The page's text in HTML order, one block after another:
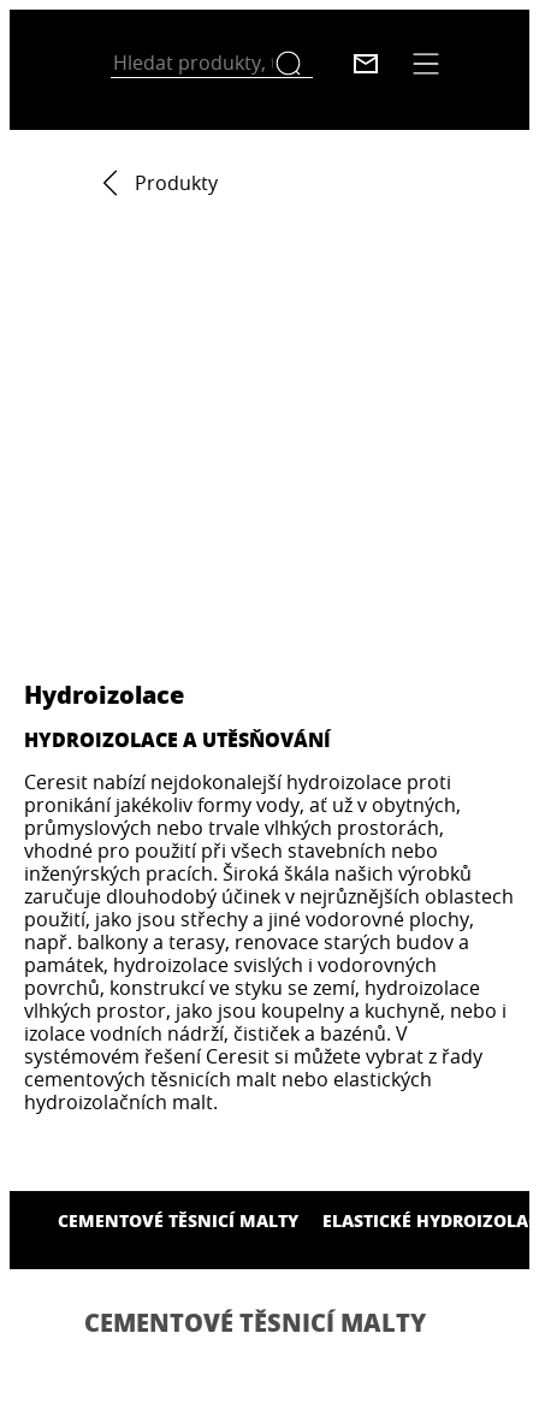
Produkty
Hydroizolace
HYDROIZOLACE A UTĚSŇOVÁNÍ
Ceresit nabízí nejdokonalejší hydroizolace proti
pronikání jakékoliv formy vody, ať už v obytných,
průmyslových nebo trvale vlhkých prostorách,
vhodné pro použití při všech stavebních nebo
inženýrských pracích. Široká škála našich výrobků
zaručuje dlouhodobý účinek v nejrůznějších oblastech
použití, jako jsou střechy a jiné vodorovné plochy,
např. balkony a terasy, renovace starých budov a
památek, hydroizolace svislých i vodorovných
povrchů, konstrukcí ve styku se zemí, hydroizolace
vlhkých prostor, jako jsou koupelny a kuchyně, nebo i
izolace vodních nádrží, čističek a bazénů. V
systémovém řešení Ceresit si můžete vybrat z řady
cementových těsnicích malt nebo elastických
hydroizolačních malt.
CEMENTOVÉ TĚSNICÍ MALTY ELASTICKÉ
CEMENTOVÉ TĚSNICÍ MALTY